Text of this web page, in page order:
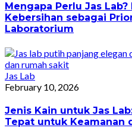
Mengapa Perlu Jas
Kebersihan sebagai
Laboratorium
Jas Lab
February 10, 2026
Jenis Kain untuk Jas
Tepat untuk Keamanan